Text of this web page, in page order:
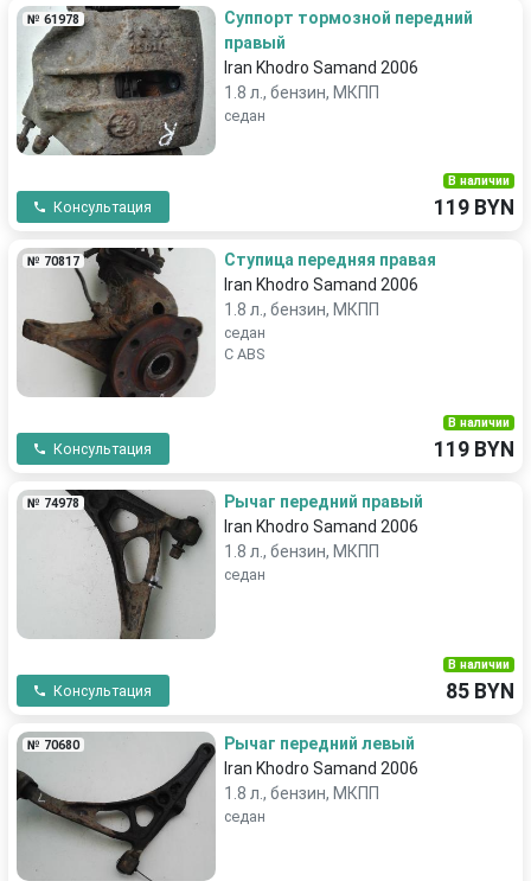
№ 61978
Суппорт тормозной передний
правый
Iran Khodro Samand 2006
1.8 л., бензин, МКПП
седан
Консультация
В наличии
119 BYN
№ 70817
Ступица передняя правая
Iran Khodro Samand 2006
1.8 л., бензин, МКПП
седан
С ABS
Консультация
В наличии
119 BYN
№ 74978
Рычаг передний правый
Iran Khodro Samand 2006
1.8 л., бензин, МКПП
седан
Консультация
В наличии
85 BYN
№ 70680
Рычаг передний левый
Iran Khodro Samand 2006
1.8 л., бензин, МКПП
седан